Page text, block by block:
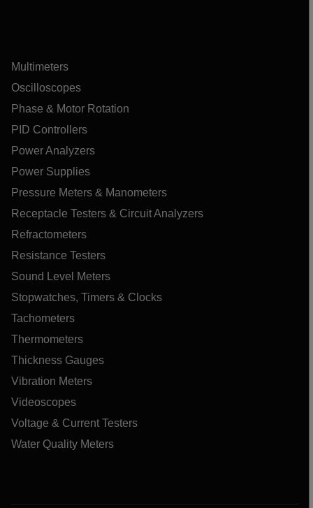
Multimeters
Oscilloscopes
Phase & Motor Rotation
PID Controllers
Power Analyzers
Power Supplies
Pressure Meters & Manometers
Receptacle Testers & Circuit Analyzers
Refractometers
Resistance Testers
Sound Level Meters
Stopwatches, Timers & Clocks
Tachometers
Thermometers
Thickness Gauges
Vibration Meters
Videoscopes
Voltage & Current Testers
Water Quality Meters